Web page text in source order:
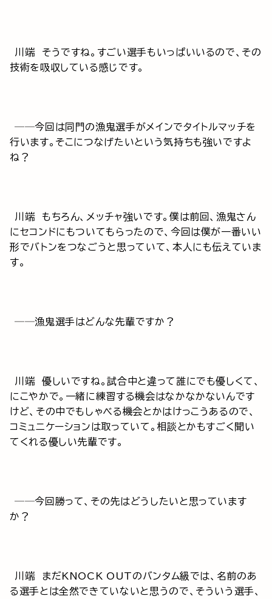
川端 そうですね。すごい選手もいっぱいいるので、その
技術を吸収している感じです。
──今回は同門の漁鬼選手がメインでタイトルマッチを
行います。そこにつなげたいという気持ちも強いですよ
ね？
川端 もちろん、メッチャ強いです。僕は前回、漁鬼さん
にセコンドにもついてもらったので、今回は僕が一番いい
形でバトンをつなごうと思っていて、本人にも伝えていま
す。
──漁鬼選手はどんな先輩ですか？
川端 優しいですね。試合中と違って誰にでも優しくて、
にこやかで。一緒に練習する機会はなかなかないんです
けど、その中でもしゃべる機会とかはけっこうあるので、
コミュニケーションは取っていて。相談とかもすごく聞い
てくれる優しい先輩です。
──今回勝って、その先はどうしたいと思っています
か？
川端 まだKNOCK OUTのバンタム級では、名前のあ
る選手とは全然できていないと思うので、そういう選手、